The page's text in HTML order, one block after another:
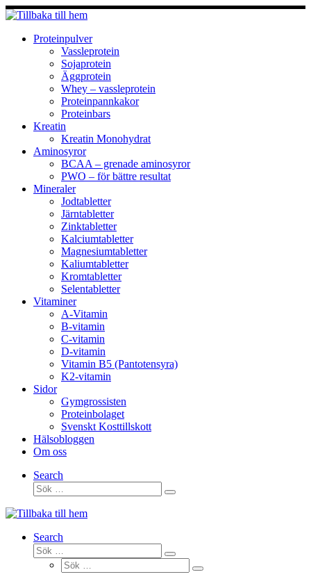
Hoppa
till
innehållProteinpulver
Vassleprotein
Sojaprotein
Äggprotein
Whey – vassleprotein
Proteinpannkakor
Proteinbars
Kreatin
Kreatin Monohydrat
Aminosyror
BCAA – grenade aminosyror
PWO – för bättre resultat
Mineraler
Jodtabletter
Järntabletter
Zinktabletter
Kalciumtabletter
Magnesiumtabletter
Kaliumtabletter
Kromtabletter
Selentabletter
Vitaminer
A-Vitamin
B-vitamin
C-vitamin
D-vitamin
Vitamin B5 (Pantotensyra)
K2-vitamin
Sidor
Gymgrossisten
Proteinbolaget
Svenskt Kosttillskott
Hälsobloggen
Om oss
Search
Sök
Sök
Search
Sök
Sök
Sök
Sök